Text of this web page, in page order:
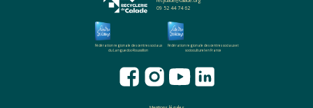
09 52 44 74 62
Fédération regionale des centres sociaux
du Languedoc-Roussillon
Fédération regionale des centres sociaux et
socioculturel en France